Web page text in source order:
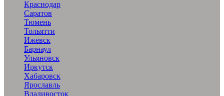
Краснодар
Саратов
Тюмень
Тольятти
Ижевск
Барнаул
Ульяновск
Иркутск
Хабаровск
Ярославль
Владивосток